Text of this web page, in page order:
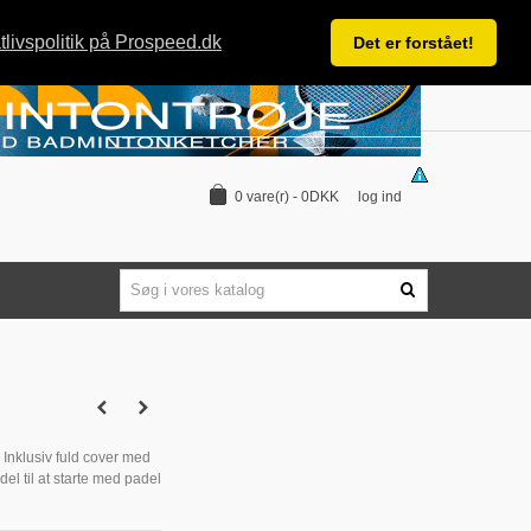
på Prospeed.dk Det er forstået!
0 vare(r) - 0DKK log ind
fuld cover med
til at starte med padel